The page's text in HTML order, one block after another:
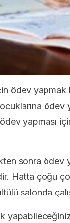
ödev yapmak
ödev
yapması
sonra ödev
Hatta çoğu
salonda